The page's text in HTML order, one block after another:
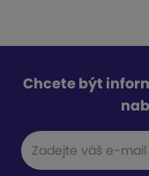
Chcete být